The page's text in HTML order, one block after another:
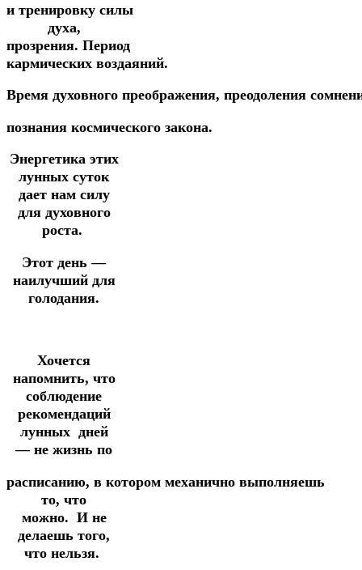
и тренировку силы
духа,
прозрения. Период
кармических воздаяний.
Время духовного преображения, преодоления
познания космического закона.
Энергетика этих
лунных суток
дает нам силу
для духовного
роста.
Этот день —
наилучший для
голодания.
Хочется
напомнить, что
соблюдение
рекомендаций
лунных дней
— не жизнь по
расписанию, в котором механично выполняешь
то, что
можно. И не
делаешь того,
что нельзя.